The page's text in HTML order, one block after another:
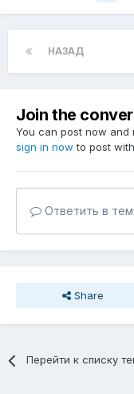
НАЗАД
Join the
You can post now and
sign in now to post
Ответить в
Share
Перейти к списку